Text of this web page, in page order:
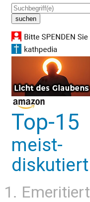
Top-15
meist-
diskutiert
Emeritiert